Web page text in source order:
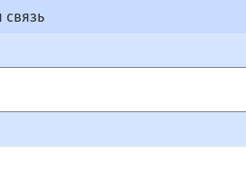
связь